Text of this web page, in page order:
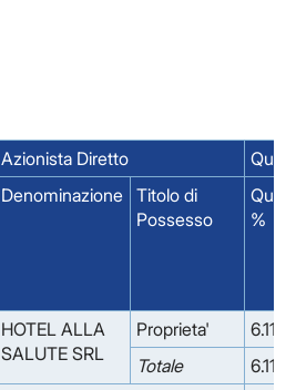
Azionista Diretto
Denominazione Titolo di
Possesso
%
HOTEL ALLA
SALUTE SRL
Proprieta'
6.113
Totale
6.113